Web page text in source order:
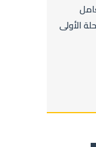
تخصص 3 معامل
الأولى